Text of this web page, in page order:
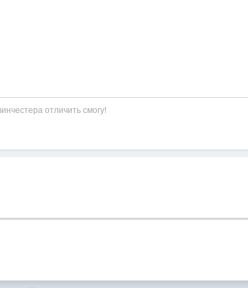
отличить смогу!